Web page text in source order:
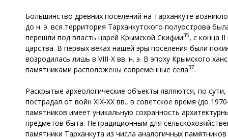
Большинство древних поселений на Тарханкуте
до н. э. вся территория Тарханкутского полуострова
перешли под власть царей Крымской Скифии35, с конца
царства. В первых веках нашей эры поселения были
возродилась лишь в VIII-X вв. н. э. В эпоху Крымского
памятниками расположены современные села37.
Раскрытые археологические объекты являются, по
пострадал от войн XIX-XX вв., в советское время (до
памятников имеет уникальную сохранность
предметов быта. Нетрадиционным для
памятники Тарханкута из числа аналогичных